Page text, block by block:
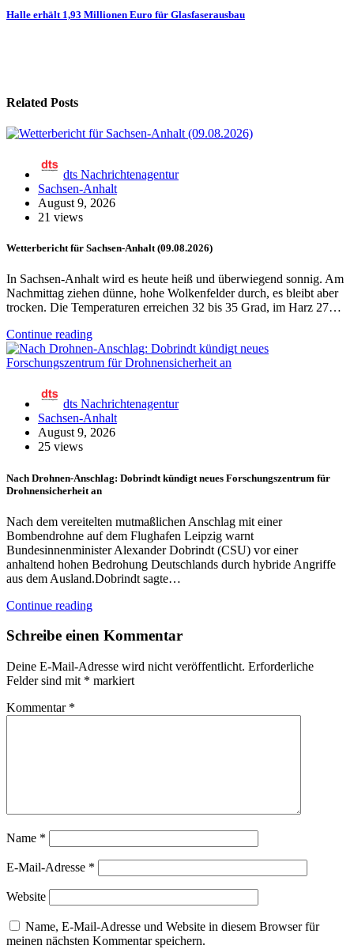
Halle erhält 1,93 Millionen Euro für Glasfaserausbau
Related Posts
dts Nachrichtenagentur
Sachsen-Anhalt
August 9, 2026
21 views
Wetterbericht für Sachsen-Anhalt (09.08.2026)
In Sachsen-Anhalt wird es heute heiß und überwiegend sonnig. Am
Nachmittag ziehen dünne, hohe Wolkenfelder durch, es bleibt aber
trocken. Die Temperaturen erreichen 32 bis 35 Grad, im Harz 27…
Continue reading
dts Nachrichtenagentur
Sachsen-Anhalt
August 9, 2026
25 views
Nach Drohnen-Anschlag: Dobrindt kündigt neues Forschungszentrum für
Drohnensicherheit an
Nach dem vereitelten mutmaßlichen Anschlag mit einer
Bombendrohne auf dem Flughafen Leipzig warnt
Bundesinnenminister Alexander Dobrindt (CSU) vor einer
anhaltend hohen Bedrohung Deutschlands durch hybride Angriffe
aus dem Ausland.Dobrindt sagte…
Continue reading
Schreibe einen Kommentar
Deine E-Mail-Adresse wird nicht veröffentlicht. Erforderliche
Felder sind mit * markiert
Kommentar *
Name *
E-Mail-Adresse *
Website
Name, E-Mail-Adresse und Website in diesem Browser für
meinen nächsten Kommentar speichern.